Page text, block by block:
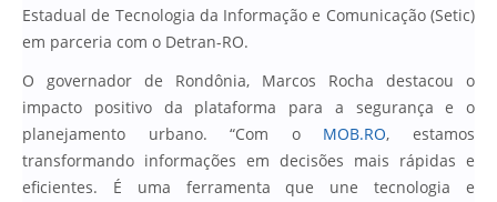
Estadual de Tecnologia da Informação e Comunicação (Setic)
em parceria com o Detran-RO.
O governador de Rondônia, Marcos Rocha destacou o
impacto positivo da plataforma para a segurança e o
planejamento urbano. “Com o MOB.RO, estamos
transformando informações em decisões mais rápidas e
eficientes. É uma ferramenta que une tecnologia e